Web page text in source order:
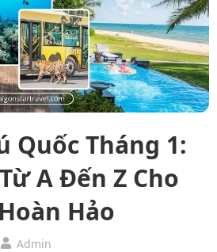
Quốc Tháng 1:
A Đến Z Cho
Hảo
Admin